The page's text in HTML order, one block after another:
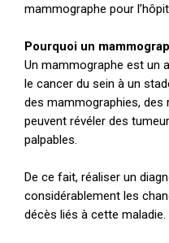
mammographe pour
Pourquoi un
Un mammographe est un
le cancer du sein à un
des mammographies, des
peuvent révéler des
palpables.
De ce fait, réaliser un
considérablement les
décès liés à cette maladie.